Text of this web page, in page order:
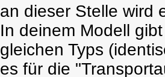
an dieser Stelle wird
In deinem Modell
gleichen Typs
es für die